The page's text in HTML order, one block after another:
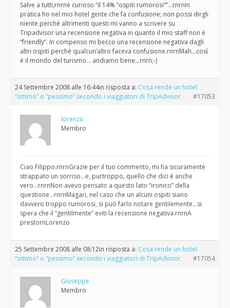
Salve a tutti,rnrnè curioso “il 14% “ospiti rumorosi””…rnrnIn
pratica ho nel mio hotel gente che fa confusione; non possi dirgli
niente perchè altrimenti questi mi vanno a scrivere su
Tripadvisor una recensione negativa in quanto il mio staff non è
“friendly”. In compenso mi becco una recensione negativa dagli
altri ospiti perchè qualcun’altro faceva confusione.rnrnMah…così
è il mondo del turismo… andiamo bene…rnrn;-)
24 Settembre 2008 alle 16:44in risposta a: Cosa rende un hotel
“ottimo” o “pessimo” secondo i viaggiatori di TripAdvisor
#17053
lorenzo
Membro
Ciao Filippo.rnrnGrazie per il tuo commento, mi ha sicuramente
strappato un sorriso…e, purtroppo, quello che dici è anche
vero…rnrnNon avevo pensato a questo lato “ironico” della
questione…rnrnMagari, nel caso che un alcuni ospiti siano
davvero troppo rumorosi, si può farlo notare gentilemente…si
spera che il “gentilmente” eviti la recensione negativa.rnrnA
prestornLorenzo
25 Settembre 2008 alle 08:12in risposta a: Cosa rende un hotel
“ottimo” o “pessimo” secondo i viaggiatori di TripAdvisor
#17054
Giuseppe
Membro